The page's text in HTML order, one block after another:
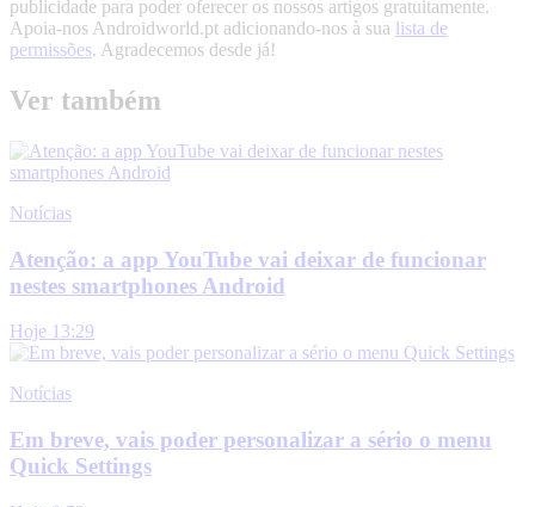
publicidade para poder oferecer os nossos artigos gratuitamente.
Apoia-nos Androidworld.pt adicionando-nos à sua lista de
permissões. Agradecemos desde já!
Ver também
Notícias
Atenção: a app YouTube vai deixar de funcionar
nestes smartphones Android
Hoje 13:29
Notícias
Em breve, vais poder personalizar a sério o menu
Quick Settings